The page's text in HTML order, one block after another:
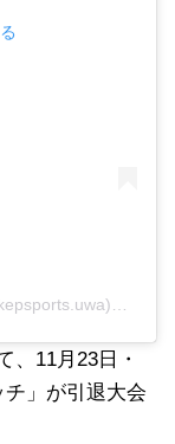
和氣 宗一郎（ワケスポーツ宇和店）(@wakepsports.uwa)がシェアした投稿
、11月23日・
」が引退大会